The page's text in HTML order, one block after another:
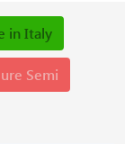
in Italy
Semi